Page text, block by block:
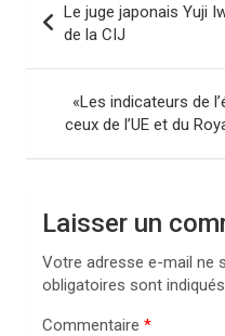
v
a
Le juge japonais Yuji
de la CIJ
«Les indicateurs de
ceux de l’UE et du
Laisser un
Votre adresse e-mail ne
obligatoires sont
Commentaire *